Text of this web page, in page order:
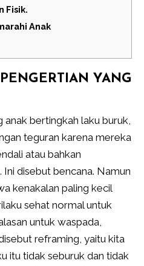
Fisik.
Anak
YANG
bertingkah laku buruk,
teguran karena mereka
atau bahkan
disebut bencana. Namun
kenakalan paling kecil
sehat normal untuk
untuk waspada,
reframing, yaitu kita
itu tidak seburuk dan tidak